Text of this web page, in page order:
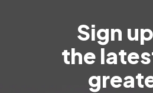
Sign
the